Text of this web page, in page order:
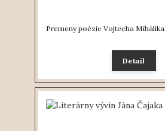
Premeny poézie Vojtecha Mihálika
Detail